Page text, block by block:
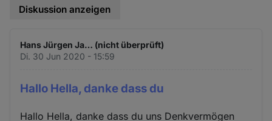
Diskussion anzeigen
Hans Jürgen Ja… (nicht überprüft)
Di. 30 Jun 2020 - 15:59
Hallo Hella, danke dass du
Hallo Hella, danke dass du uns Denkvermögen